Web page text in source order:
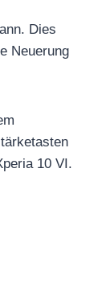
Dies
Neuerung
10 VI.